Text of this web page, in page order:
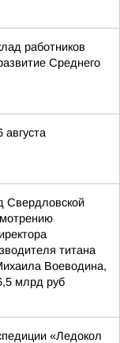
работников
Среднего
августа
Свердловской
титана
Воеводина,
млрд руб
«Ледокол